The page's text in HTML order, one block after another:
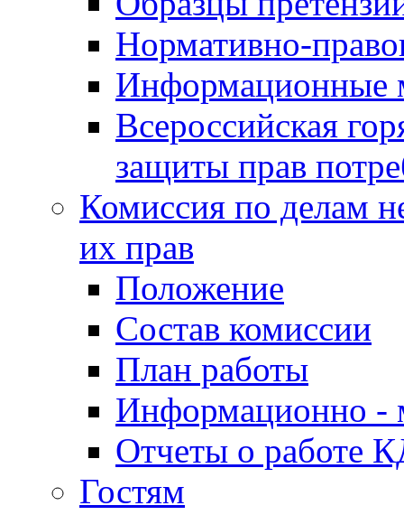
Нормативно-
Информационные
Всероссийская
защиты прав
Комиссия по делам
их прав
Положение
Состав комиссии
План работы
Информационно -
Отчеты о работе
Гостям